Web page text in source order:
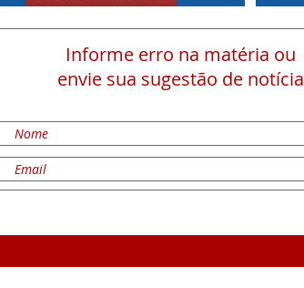
Informe erro na matéria ou
envie sua sugestão de notícia